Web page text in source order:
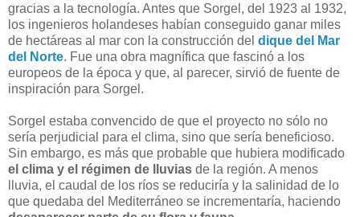
gracias a la tecnología. Antes que Sorgel, del 1923 al 1932,
los ingenieros holandeses habían conseguido ganar miles
de hectáreas al mar con la construcción del dique del Mar
del Norte. Fue una obra magnífica que fascinó a los
europeos de la época y que, al parecer, sirvió de fuente de
inspiración para Sorgel.
Sorgel estaba convencido de que el proyecto no sólo no
sería perjudicial para el clima, sino que sería beneficioso.
Sin embargo, es más que probable que hubiera modificado
el clima y el régimen de lluvias de la región. A menos
lluvia, el caudal de los ríos se reduciría y la salinidad de lo
que quedaba del Mediterráneo se incrementaría, haciendo